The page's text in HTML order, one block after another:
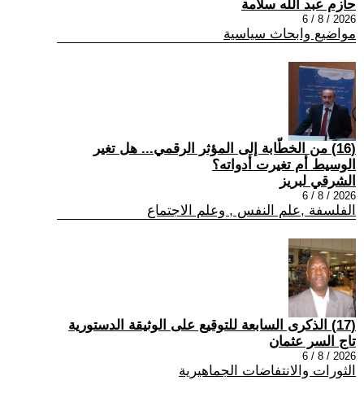
حازم عبد الله سلامة
2026 / 8 / 6
مواضيع وابحاث سياسية
(16) من الخطّابة إلى المؤثر الرقمي... هل تغير
الوسيط أم تغيرت أدواته؟
الشرقي لبريز
2026 / 8 / 6
الفلسفة ,علم النفس , وعلم الاجتماع
(17) الذكرى السابعة للتوقيع على الوثيقة الدستورية
تاج السر عثمان
2026 / 8 / 6
الثورات والانتفاضات الجماهيرية